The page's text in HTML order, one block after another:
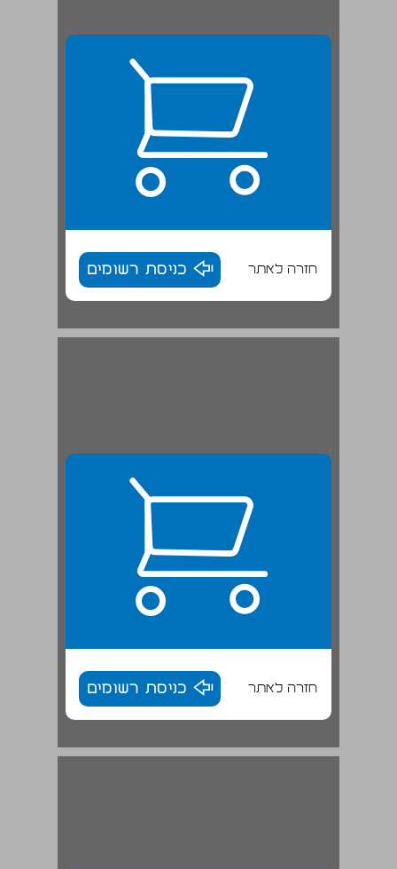
חזרה לאתר כניסת רשומים
חזרה לאתר כניסת רשומים